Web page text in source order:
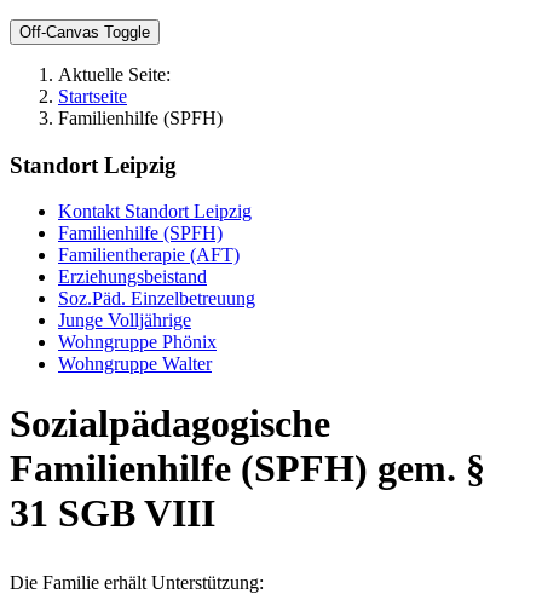
Off-Canvas Toggle
Aktuelle Seite:
Startseite
Familienhilfe (SPFH)
Standort Leipzig
Kontakt Standort Leipzig
Familienhilfe (SPFH)
Familientherapie (AFT)
Erziehungsbeistand
Soz.Päd. Einzelbetreuung
Junge Volljährige
Wohngruppe Phönix
Wohngruppe Walter
Sozialpädagogische
Familienhilfe (SPFH) gem. §
31 SGB VIII
Die Familie erhält Unterstützung: